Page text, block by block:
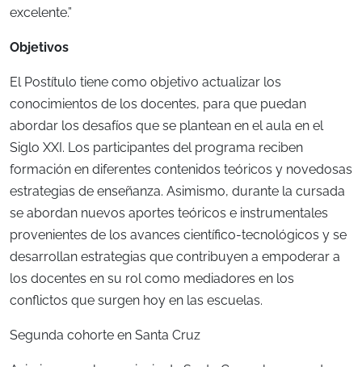
excelente.”
Objetivos
El Postítulo tiene como objetivo actualizar los
conocimientos de los docentes, para que puedan
abordar los desafíos que se plantean en el aula en el
Siglo XXI. Los participantes del programa reciben
formación en diferentes contenidos teóricos y novedosas
estrategias de enseñanza. Asimismo, durante la cursada
se abordan nuevos aportes teóricos e instrumentales
provenientes de los avances científico-tecnológicos y se
desarrollan estrategias que contribuyen a empoderar a
los docentes en su rol como mediadores en los
conflictos que surgen hoy en las escuelas.
Segunda cohorte en Santa Cruz